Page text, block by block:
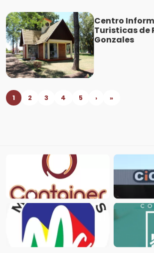
Centro
Turisticas de
Gonzales
1 2 3 4 5 › »